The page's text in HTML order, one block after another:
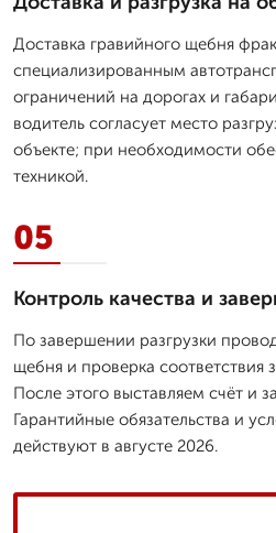
Доставка гравийного щебня
специализированным
ограничений на дорогах и
водитель согласует место
объекте; при необходимости
техникой.
05
Контроль качества и
По завершении разгрузки
щебня и проверка соответствия
После этого выставляем счёт и
Гарантийные обязательства и
действуют в августе 2026.